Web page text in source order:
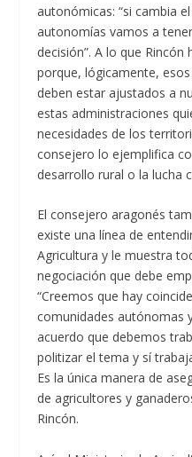
autonómicas: “si cambia
autonomías vamos a
decisión”. A lo que Rincón
porque, lógicamente,
deben estar ajustados a
estas administraciones
necesidades de los
consejero lo ejemplifica
desarrollo rural o la lucha
El consejero aragonés
existe una línea de
Agricultura y le muestra
negociación que debe
“Creemos que hay
comunidades autónomas
acuerdo que debemos
politizar el tema y sí
Es la única manera de
de agricultores y
Rincón.